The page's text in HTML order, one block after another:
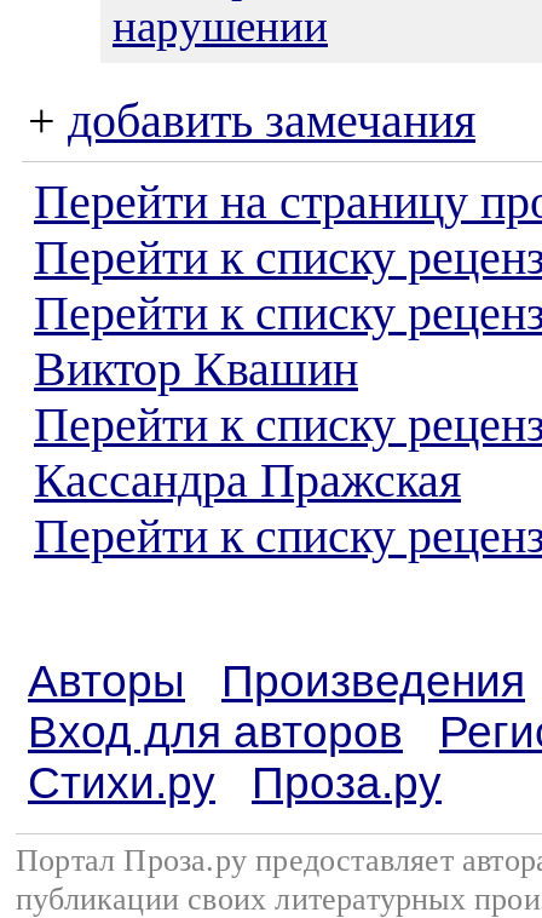
нарушении
+ добавить замечания
Перейти на страницу
Перейти к списку
Перейти к списку
Виктор Квашин
Перейти к списку
Кассандра Пражская
Перейти к списку
Авторы
Произведения
Вход для авторов
Стихи.ру
Проза.ру
Портал Проза.ру предоставляет
публикации своих литературных